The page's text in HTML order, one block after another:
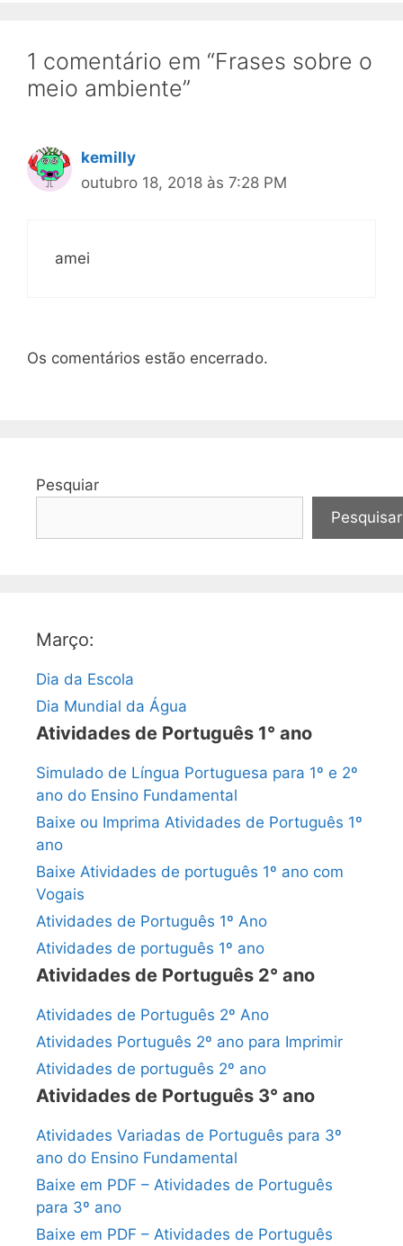
1 comentário em “Frases sobre o
meio ambiente”
kemilly
outubro 18, 2018 às 7:28 PM
amei
Os comentários estão encerrado.
Pesquiar
Pesquisar
Março:
Dia da Escola
Dia Mundial da Água
Atividades de Português 1° ano
Simulado de Língua Portuguesa para 1º e 2º
ano do Ensino Fundamental
Baixe ou Imprima Atividades de Português 1º
ano
Baixe Atividades de português 1º ano com
Vogais
Atividades de Português 1º Ano
Atividades de português 1º ano
Atividades de Português 2° ano
Atividades de Português 2º Ano
Atividades Português 2º ano para Imprimir
Atividades de português 2º ano
Atividades de Português 3° ano
Atividades Variadas de Português para 3º
ano do Ensino Fundamental
Baixe em PDF – Atividades de Português
para 3º ano
Baixe em PDF – Atividades de Português